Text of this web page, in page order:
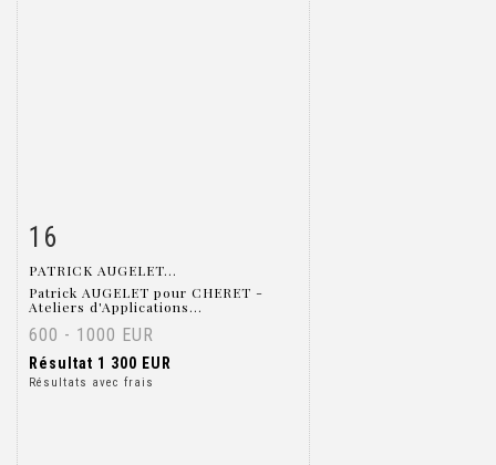
Fiche détaillée
16
PATRICK AUGELET...
Patrick AUGELET pour CHERET -
Ateliers d'Applications...
600 - 1000 EUR
Résultat 1 300 EUR
Résultats avec frais